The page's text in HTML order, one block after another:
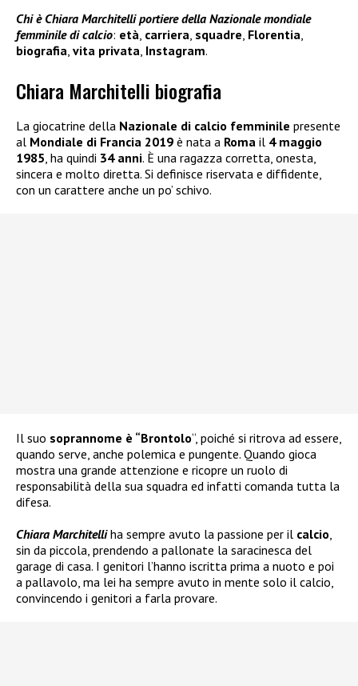
Chi è Chiara Marchitelli portiere della Nazionale mondiale
femminile di calcio: età, carriera, squadre, Florentia,
biografia, vita privata, Instagram.
Chiara Marchitelli biografia
La giocatrine della Nazionale di calcio femminile presente
al Mondiale di Francia 2019 è nata a Roma il 4 maggio
1985, ha quindi 34 anni. È una ragazza corretta, onesta,
sincera e molto diretta. Si definisce riservata e diffidente,
con un carattere anche un po’ schivo.
Il suo soprannome è “Brontolo“, poiché si ritrova ad essere,
quando serve, anche polemica e pungente. Quando gioca
mostra una grande attenzione e ricopre un ruolo di
responsabilità della sua squadra ed infatti comanda tutta la
difesa.
Chiara Marchitelliha sempre avuto la passione per il calcio,
sin da piccola, prendendo a pallonate la saracinesca del
garage di casa. I genitori l’hanno iscritta prima a nuoto e poi
a pallavolo, ma lei ha sempre avuto in mente solo il calcio,
convincendo i genitori a farla provare.